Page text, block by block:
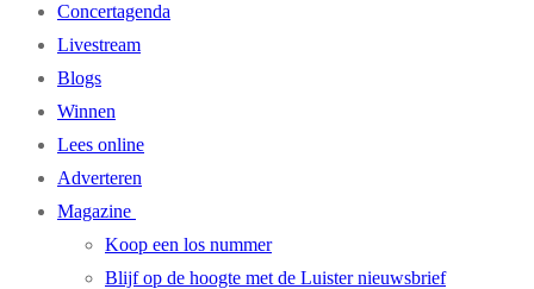
Concertagenda
Livestream
Blogs
Winnen
Lees online
Adverteren
Magazine
Koop een los nummer
Blijf op de hoogte met de Luister nieuwsbrief